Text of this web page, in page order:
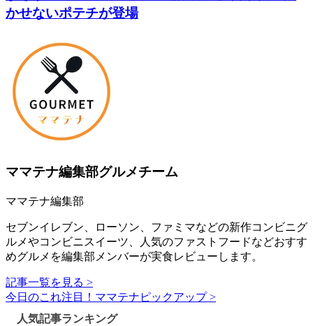
かせないポテチが登場
ママテナ編集部グルメチーム
ママテナ編集部
セブンイレブン、ローソン、ファミマなどの新作コンビニグ
ルメやコンビニスイーツ、人気のファストフードなどおすす
めグルメを編集部メンバーが実食レビューします。
記事一覧を見る >
今日のこれ注目！ママテナピックアップ >
人気記事ランキング